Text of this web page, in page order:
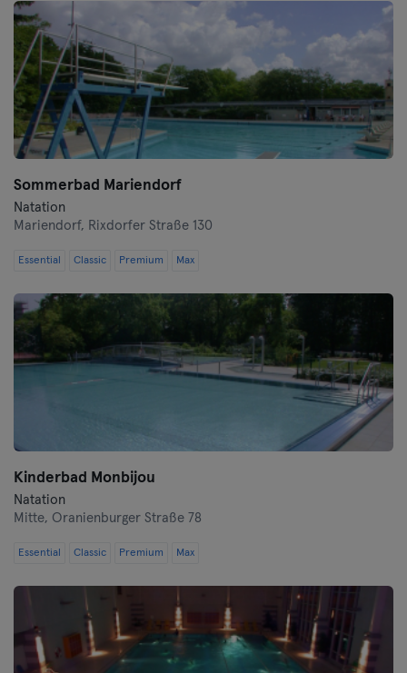
Sommerbad Mariendorf
Natation
Mariendorf, Rixdorfer Straße 130
Essential Classic Premium Max
Kinderbad Monbijou
Natation
Mitte, Oranienburger Straße 78
Essential Classic Premium Max